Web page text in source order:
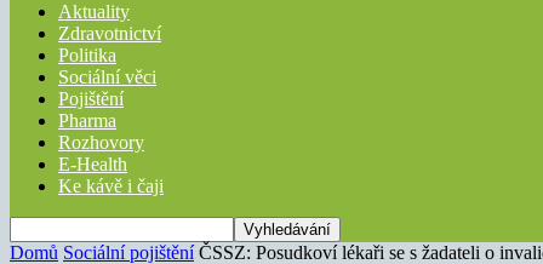
Aktuality
Zdravotnictví
Politika
Sociální věci
Pojištění
Pharma
Rozhovory
E-Health
Ke kávě i čaji
Domů Sociální pojištění ČSSZ: Posudkoví lékaři se s žadateli o